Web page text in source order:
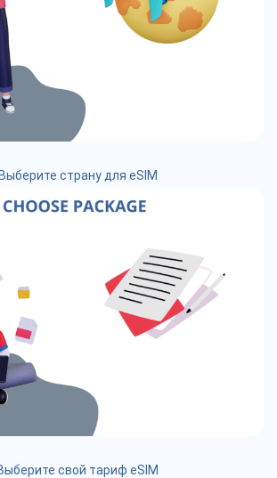
Выберите страну для eSIM
свой тариф eSIM